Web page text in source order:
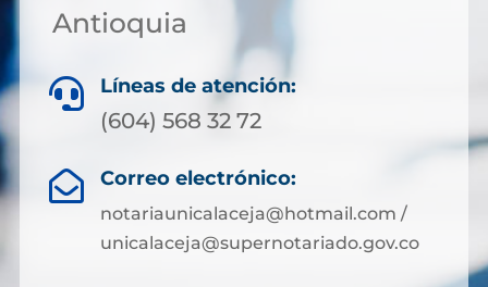
Antioquia
 Líneas de atención:
(604) 568 32 72
 Correo electrónico:
notariaunicalaceja@hotmail.com /
unicalaceja@supernotariado.gov.co